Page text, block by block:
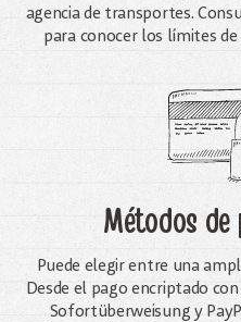
agencia de transportes.
para conocer los límites
Métodos de
Puede elegir entre una
Desde el pago encriptado
Sofortüberweisung y